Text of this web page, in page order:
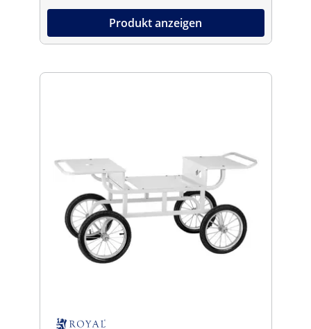
Produkt anzeigen